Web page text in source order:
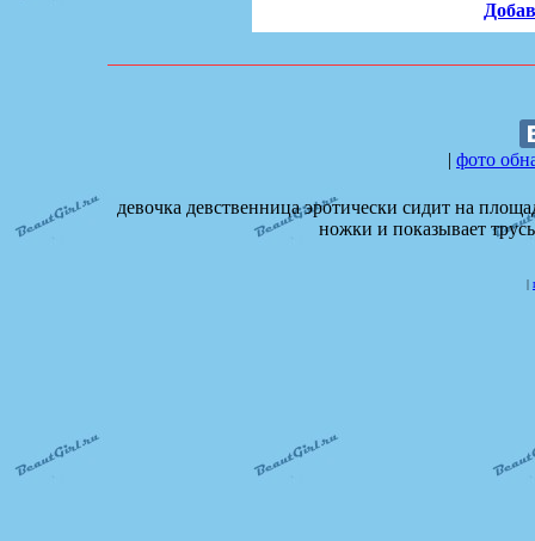
| фото
девочка девственница эротически сидит на
ножки и показывает
|